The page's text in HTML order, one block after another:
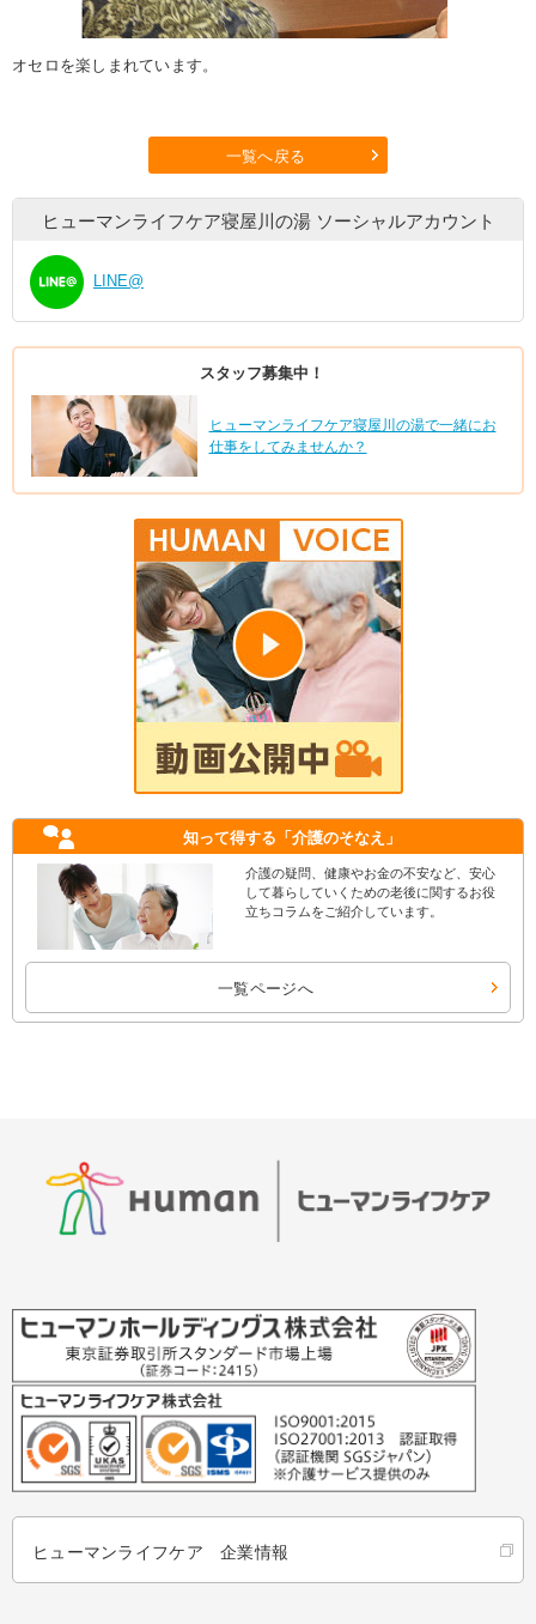
オセロを楽しまれています。
一覧へ戻る
ヒューマンライフケア寝屋川の湯 ソーシャルアカウント
LINE@
スタッフ募集中！
ヒューマンライフケア寝屋川の湯で一緒にお
仕事をしてみませんか？
知って得する 「介護のそなえ」
介護の疑問、健康やお金の不安など、安心
して暮らしていくための老後に関するお役
立ちコラムをご紹介しています。
一覧ページへ
ヒューマンライフケア 企業情報